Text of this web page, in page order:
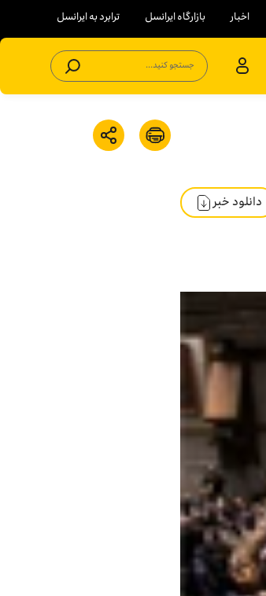
اخبار بازارگاه ایرانسل ترابرد به ایرانسل
جستجو کنید...
دانلود خبر